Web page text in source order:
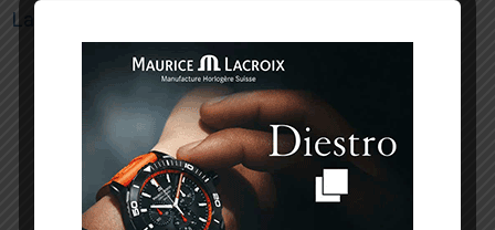
La biblioteca de Tudela estrena logotipo
-- Publicidad --